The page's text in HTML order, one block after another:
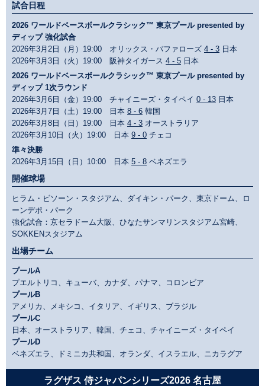
試合日程
2026 ワールドベースボールクラシック™ 東京プール presented by
ディップ 強化試合
2026年3月2日（月）19:00 オリックス・バファローズ 4 - 3 日本
2026年3月3日（火）19:00 阪神タイガース 4 - 5 日本
2026 ワールドベースボールクラシック™ 東京プール presented by
ディップ 1次ラウンド
2026年3月6日（金）19:00 チャイニーズ・タイペイ 0 - 13 日本
2026年3月7日（土）19:00 日本 8 - 6 韓国
2026年3月8日（日）19:00 日本 4 - 3 オーストラリア
2026年3月10日（火）19:00 日本 9 - 0 チェコ
準々決勝
2026年3月15日（日）10:00 日本 5 - 8 ベネズエラ
開催球場
ヒラム・ビソーン・スタジアム、ダイキン・パーク、東京ドーム、ロ
ーンデポ・パーク
強化試合：京セラドーム大阪、ひなたサンマリンスタジアム宮崎、
SOKKENスタジアム
出場チーム
プールA
プエルトリコ、キューバ、カナダ、パナマ、コロンビア
プールB
アメリカ、メキシコ、イタリア、イギリス、ブラジル
プールC
日本、オーストラリア、韓国、チェコ、チャイニーズ・タイペイ
プールD
ベネズエラ、ドミニカ共和国、オランダ、イスラエル、ニカラグア
ラグザス 侍ジャパンシリーズ2026 名古屋